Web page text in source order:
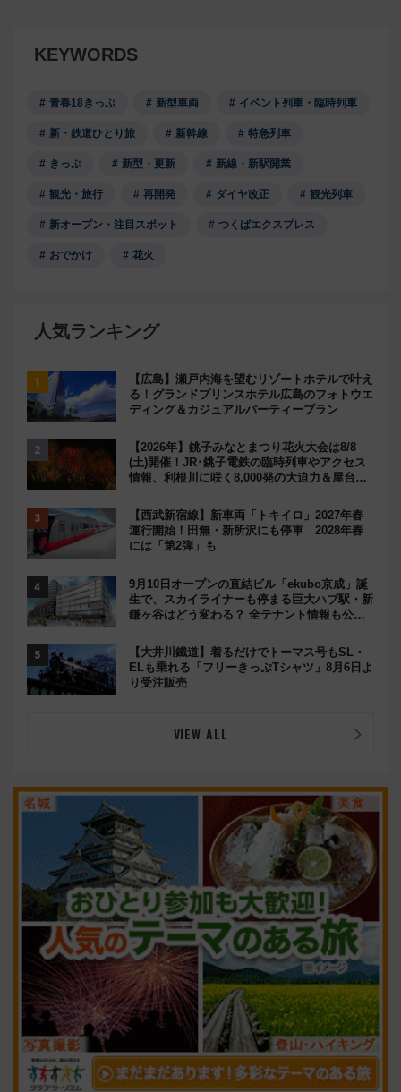
KEYWORDS
青春18きっぷ 新型車両 イベント列車・臨時列車
新・鉄道ひとり旅 新幹線 特急列車
きっぷ 新型・更新 新線・新駅開業
観光・旅行 再開発 ダイヤ改正 観光列車
新オープン・注目スポット つくばエクスプレス
おでかけ 花火
人気ランキング
【広島】瀬戸内海を望むリゾートホテルで叶え
る！グランドプリンスホテル広島のフォトウエ
ディング＆カジュアルパーティープラン
【2026年】銚子みなとまつり花火大会は8/8
(土)開催！JR･銚子電鉄の臨時列車やアクセス
情報、利根川に咲く8,000発の大迫力＆屋台を
【西武新宿線】新車両「トキイロ」2027年春
運行開始！田無・新所沢にも停車 2028年春
には「第2弾」も
9月10日オープンの直結ビル「ekubo京成」誕
生で、スカイライナーも停まる巨大ハブ駅・新
鎌ヶ谷はどう変わる？ 全テナント情報も公
【大井川鐵道】着るだけでトーマス号もSL・
ELも乗れる「フリーきっぷTシャツ」8月6日よ
り受注販売
VIEW ALL